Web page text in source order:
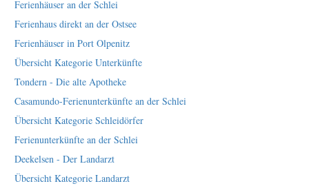
Ferienhäuser an der Schlei
Ferienhaus direkt an der Ostsee
Ferienhäuser in Port Olpenitz
Übersicht Kategorie Unterkünfte
Tondern - Die alte Apotheke
Casamundo-Ferienunterkünfte an der Schlei
Übersicht Kategorie Schleidörfer
Ferienunterkünfte an der Schlei
Deekelsen - Der Landarzt
Übersicht Kategorie Landarzt